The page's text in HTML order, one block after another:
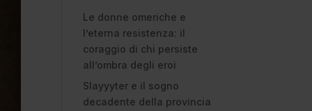
Le donne omeriche e
l’eterna resistenza: il
coraggio di chi persiste
all’ombra degli eroi
Slayyyter e il sogno
decadente della provincia